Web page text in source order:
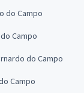
do Campo
Campo
do Campo
Campo